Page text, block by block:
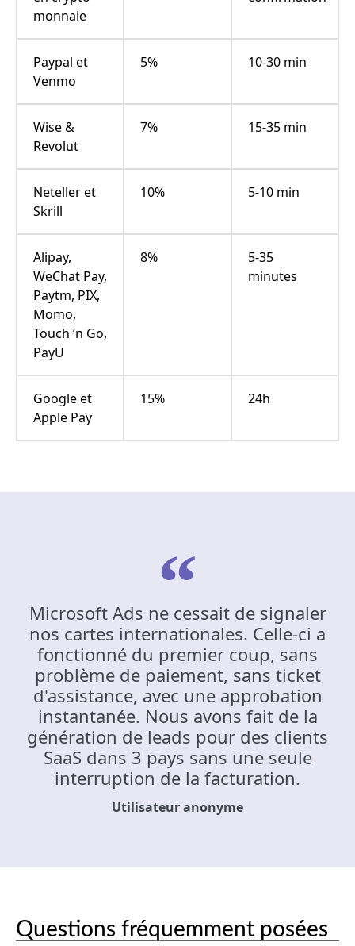
monnaie
Paypal et
Venmo
5% 10-30 min
Wise &
Revolut
7% 15-35 min
Neteller et
Skrill
10% 5-10 min
Alipay,
WeChat Pay,
Paytm, PIX,
Momo,
Touch ’n Go,
PayU
8%
5-35
minutes
Google et
Apple Pay
15% 24h
Microsoft Ads ne cessait de signaler
nos cartes internationales. Celle-ci a
fonctionné du premier coup, sans
problème de paiement, sans ticket
d'assistance, avec une approbation
instantanée. Nous avons fait de la
génération de leads pour des clients
SaaS dans 3 pays sans une seule
interruption de la facturation.
Utilisateur anonyme
Questions fréquemment posées